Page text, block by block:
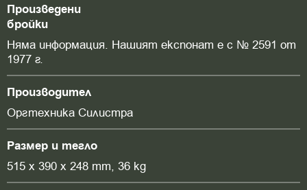
Произведени
бройки
Няма информация. Нашият експонат е с № 2591 от
1977 г.
Производител
Оргтехника Силистра
Размер и тегло
515 х 390 х 248 mm, 36 kg